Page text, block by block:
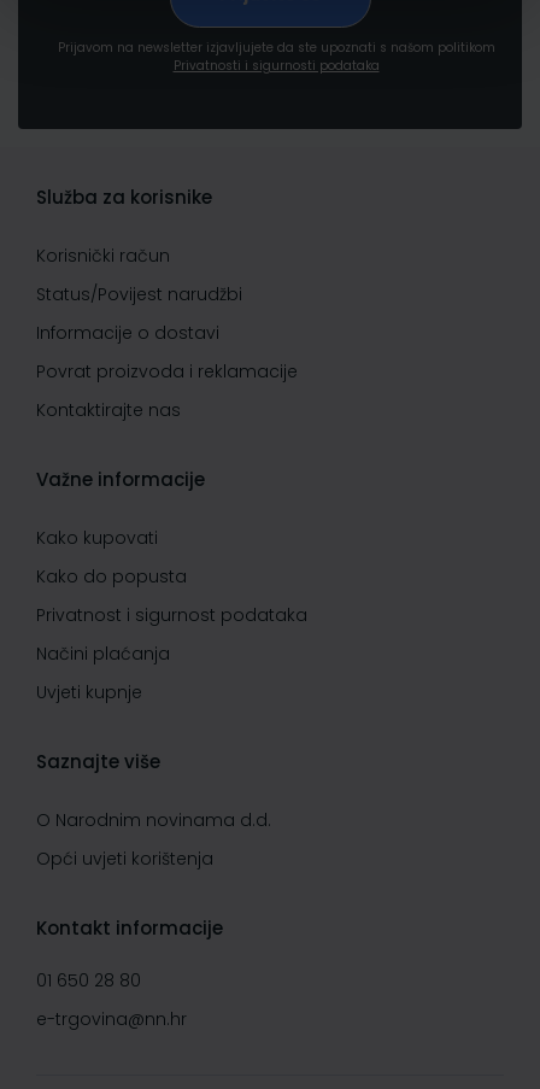
Prijavom na newsletter izjavljujete da ste upoznati s našom politikom
Privatnosti i sigurnosti podataka
Služba za korisnike
Korisnički račun
Status/Povijest narudžbi
Informacije o dostavi
Povrat proizvoda i reklamacije
Kontaktirajte nas
Važne informacije
Kako kupovati
Kako do popusta
Privatnost i sigurnost podataka
Načini plaćanja
Uvjeti kupnje
Saznajte više
O Narodnim novinama d.d.
Opći uvjeti korištenja
Kontakt informacije
01 650 28 80
e-trgovina@nn.hr